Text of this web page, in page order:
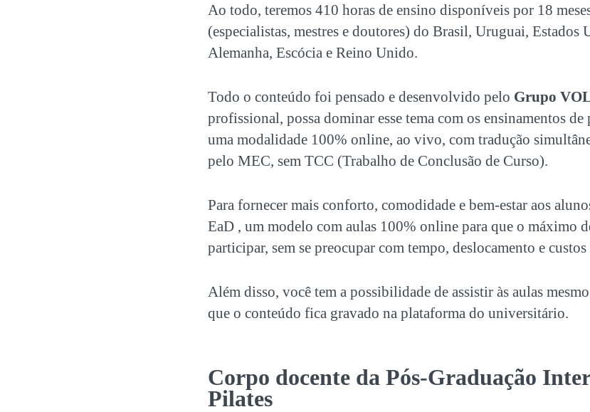
Ao todo, teremos 410 horas de ensino disponíveis por 18
(especialistas, mestres e doutores) do Brasil, Uruguai, Estados
Alemanha, Escócia e Reino Unido.
Todo o conteúdo foi pensado e desenvolvido pelo Grupo
profissional, possa dominar esse tema com os ensinamentos de
uma modalidade 100% online, ao vivo, com tradução
pelo MEC, sem TCC (Trabalho de Conclusão de Curso).
Para fornecer mais conforto, comodidade e bem-estar aos
EaD , um modelo com aulas 100% online para que o máximo
participar, sem se preocupar com tempo, deslocamento e
Além disso, você tem a possibilidade de assistir às aulas
que o conteúdo fica gravado na plataforma do universitário.
Corpo docente da Pós-Graduação
Pilates